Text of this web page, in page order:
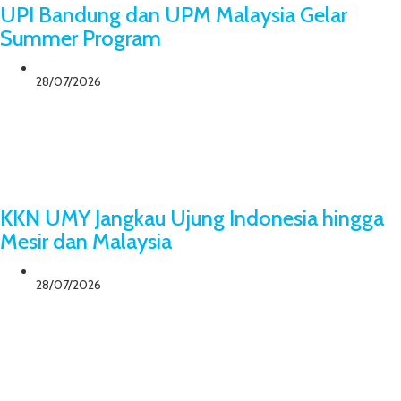
UPI Bandung dan UPM Malaysia Gelar
Summer Program
28/07/2026
KKN UMY Jangkau Ujung Indonesia hingga
Mesir dan Malaysia
28/07/2026